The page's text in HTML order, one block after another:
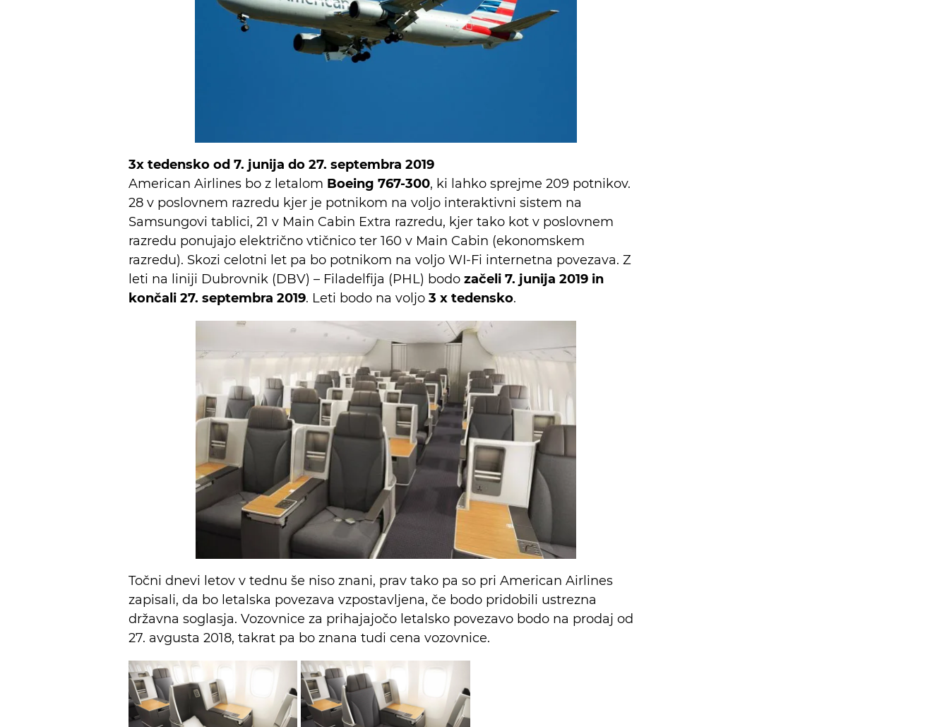
3x tedensko od 7. junija do 27. septembra 2019
American Airlines bo z letalom Boeing 767-300, ki lahko sprejme 209 potnikov.
28 v poslovnem razredu kjer je potnikom na voljo interaktivni sistem na
Samsungovi tablici, 21 v Main Cabin Extra razredu, kjer tako kot v poslovnem
razredu ponujajo električno vtičnico ter 160 v Main Cabin (ekonomskem
razredu). Skozi celotni let pa bo potnikom na voljo WI-Fi internetna povezava. Z
leti na liniji Dubrovnik (DBV) – Filadelfija (PHL) bodo začeli 7. junija 2019 in
končali 27. septembra 2019. Leti bodo na voljo 3 x tedensko.
Točni dnevi letov v tednu še niso znani, prav tako pa so pri American Airlines
zapisali, da bo letalska povezava vzpostavljena, če bodo pridobili ustrezna
državna soglasja. Vozovnice za prihajajočo letalsko povezavo bodo na prodaj od
27. avgusta 2018, takrat pa bo znana tudi cena vozovnice.